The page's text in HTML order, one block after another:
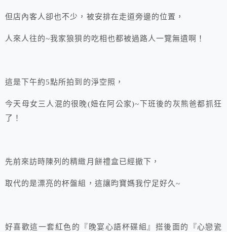
但店內客人卻也不少，被安排在走道旁邊的位置，
人來人往的~我家狼狽的吃相也都被過路人一覽無遺啊！
這是下午約5點所拍到的淨空照，
今天母女三人混的很晚(妞在阿公家)~下班後的灰熊爸都抓狂
了！
先前來訪時陳列的精緻月餅禮盒已經撤下，
取代的是漂亮的杯盤組，這讓昀寶媽我佇足好久~
好喜歡這一套紅色的『晚宴心語杯碟組』搭後面的『心戀瓷